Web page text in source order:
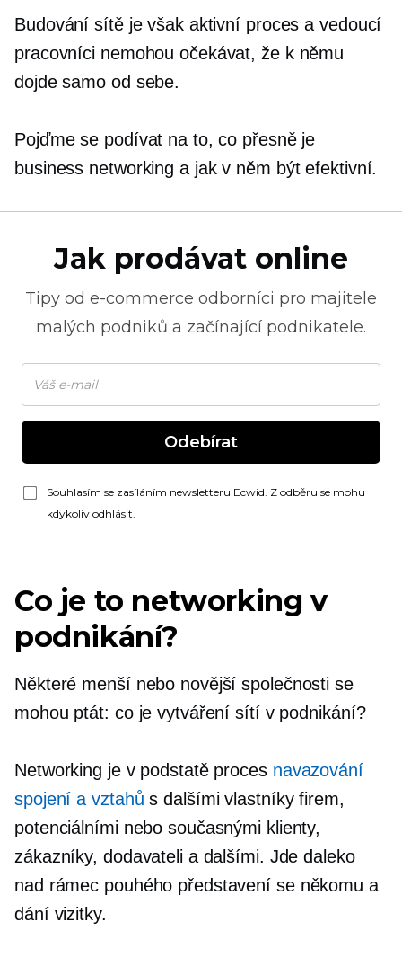
Budování sítě je však aktivní proces a vedoucí
pracovníci nemohou očekávat, že k němu
dojde samo od sebe.
Pojďme se podívat na to, co přesně je
business networking a jak v něm být efektivní.
Jak prodávat online
Tipy od e-commerce odborníci pro majitele
malých podniků a začínající podnikatele.
Odebírat
Souhlasím se zasíláním newsletteru Ecwid. Z odběru se mohu
kdykoliv odhlásit.
Co je to networking v
podnikání?
Některé menší nebo novější společnosti se
mohou ptát: co je vytváření sítí v podnikání?
Networking je v podstatě proces navazování
spojení a vztahů s dalšími vlastníky firem,
potenciálními nebo současnými klienty,
zákazníky, dodavateli a dalšími. Jde daleko
nad rámec pouhého představení se někomu a
dání vizitky.